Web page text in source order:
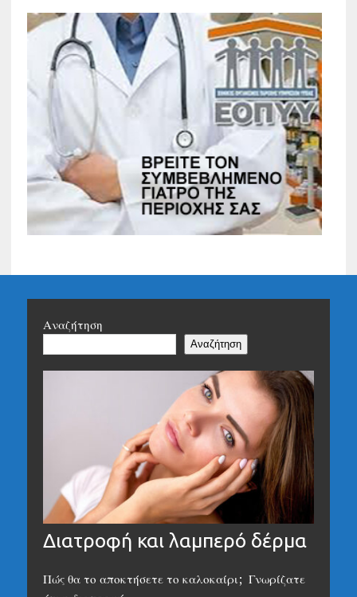
Αναζήτηση
Αναζήτηση
Διατροφή και λαμπερό δέρμα
Πώς θα το αποκτήσετε το καλοκαίρι; Γνωρίζατε